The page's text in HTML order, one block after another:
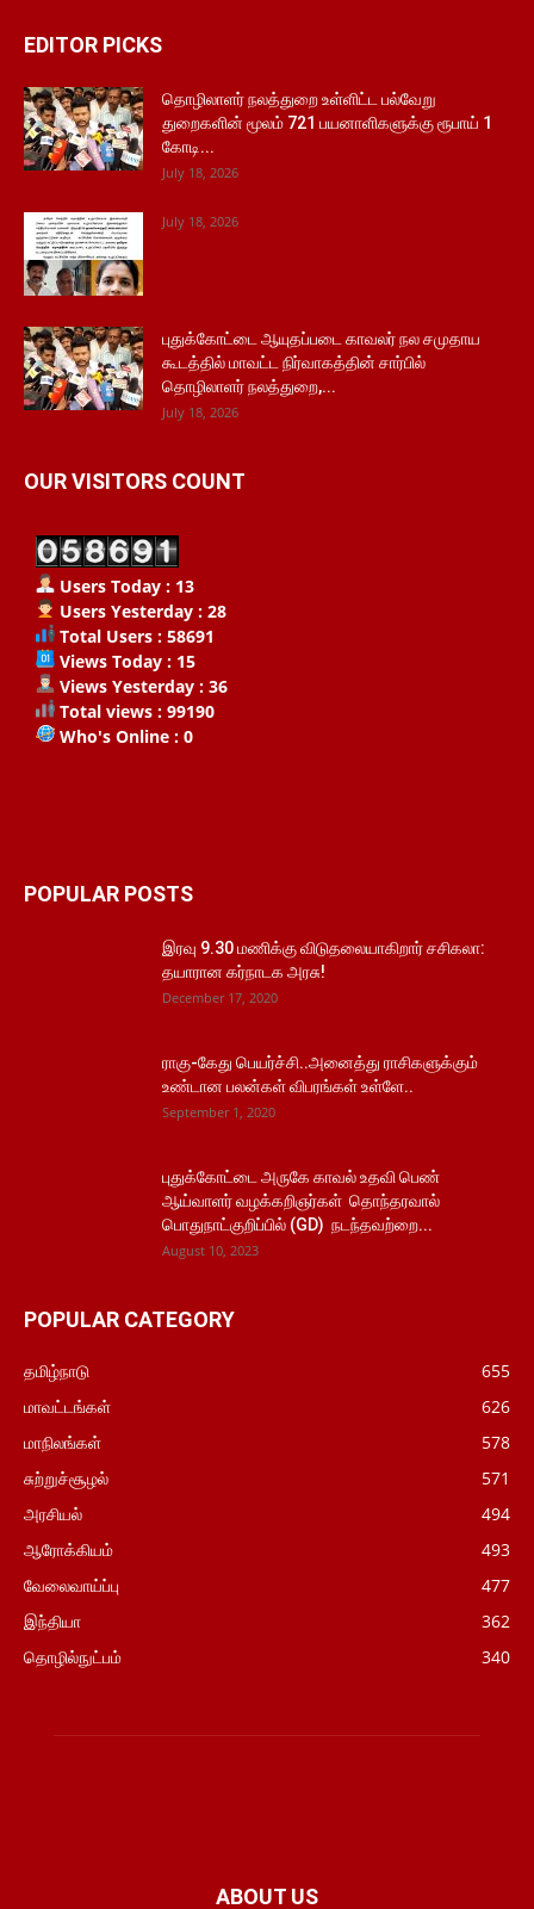
EDITOR PICKS
தொழிலாளர் நலத்துறை உள்ளிட்ட பல்வேறு
துறைகளின் மூலம் 721 பயனாளிகளுக்கு ரூபாய் 1
கோடி...
July 18, 2026
July 18, 2026
புதுக்கோட்டை ஆயுதப்படை காவலர் நல சமுதாய
கூடத்தில் மாவட்ட நிர்வாகத்தின் சார்பில்
தொழிலாளர் நலத்துறை,...
July 18, 2026
OUR VISITORS COUNT
Users Today : 13
Users Yesterday : 28
Total Users : 58691
Views Today : 15
Views Yesterday : 36
Total views : 99190
Who's Online : 0
POPULAR POSTS
இரவு 9.30 மணிக்கு விடுதலையாகிறார் சசிகலா:
தயாரான கர்நாடக அரசு!
December 17, 2020
ராகு-கேது பெயர்ச்சி..அனைத்து ராசிகளுக்கும்
உண்டான பலன்கள் விபரங்கள் உள்ளே..
September 1, 2020
புதுக்கோட்டை அருகே காவல் உதவி பெண்
ஆய்வாளர் வழக்கறிஞர்கள் தொந்தரவால்
பொதுநாட்குறிப்பில் (GD) நடந்தவற்றை...
August 10, 2023
POPULAR CATEGORY
தமிழ்நாடு
655
மாவட்டங்கள்
626
மாநிலங்கள்
578
சுற்றுச்சூழல்
571
அரசியல்
494
ஆரோக்கியம்
493
வேலைவாய்ப்பு
477
இந்தியா
362
தொழில்நுட்பம்
340
ABOUT US